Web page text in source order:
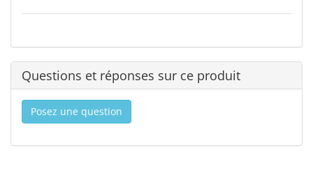
Questions et réponses sur ce produit
Posez une question